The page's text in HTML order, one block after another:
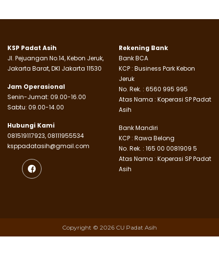
KSP Padat Asih
Jl. Pejuangan No.14, Kebon Jeruk,
Jakarta Barat, DKI Jakarta 11530
Jam Operasional
Senin-Jumat: 09.00-16.00
Sabtu: 09.00-14.00
Hubungi Kami
081519117923, 08111955534
ksppadatasih@gmail.com
Rekening Bank
Bank BCA
KCP : Business Park Kebon
Jeruk
No. Rek. : 6560 995 995
Atas Nama : Koperasi SP Padat
Asih
Bank Mandiri
KCP : Rawa Belong
No. Rek. : 165 00 0081909 5
Atas Nama : Koperasi SP Padat
Asih
Copyright © 2026 CU Padat Asih